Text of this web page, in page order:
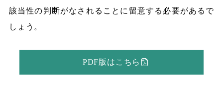
該当性の判断がなされることに留意する必要があるで
しょう。
PDF版はこちら